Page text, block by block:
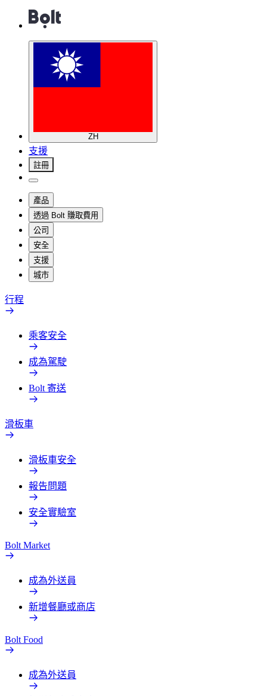
ZH
支援
註冊
產品
透過 Bolt 賺取費用
公司
安全
支援
城市
行程
乘客安全
成為駕駛
Bolt 寄送
滑板車
滑板車安全
報告問題
安全實驗室
Bolt Market
成為外送員
新增餐廳或商店
Bolt Food
成為外送員